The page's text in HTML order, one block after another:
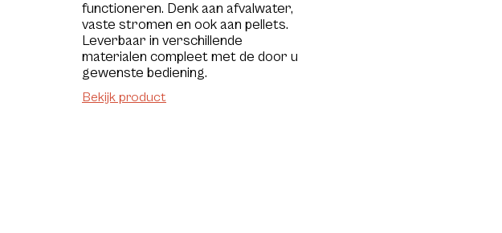
functioneren. Denk aan afvalwater,
vaste stromen en ook aan pellets.
Leverbaar in verschillende
materialen compleet met de door u
gewenste bediening.
Bekijk product